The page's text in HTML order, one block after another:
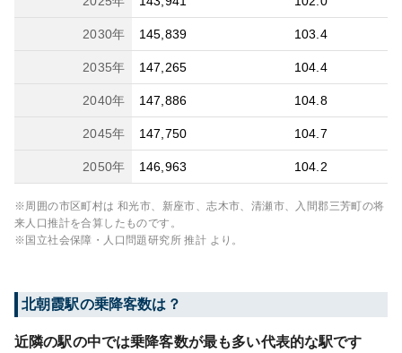
2030年 145,839 103.4
2035年 147,265 104.4
2040年 147,886 104.8
2045年 147,750 104.7
2050年 146,963 104.2
※周囲の市区町村は 和光市、新座市、志木市、清瀬市、入間郡三芳町の将
来人口推計を合算したものです。
※国立社会保障・人口問題研究所 推計 より。
北朝霞駅の乗降客数は？
近隣の駅の中では乗降客数が最も多い代表的な駅です